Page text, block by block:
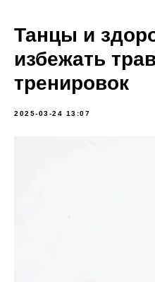
Танцы и
избежать
тренировок
2025-03-24 13:07